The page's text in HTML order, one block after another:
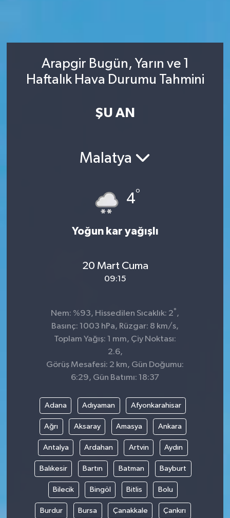
Arapgir Bugün, Yarın ve 1
Haftalık Hava Durumu Tahmini
ŞU AN
Malatya
4°
Yoğun kar yağışlı
20 Mart Cuma
09:15
Nem: %93, Hissedilen Sıcaklık: 2° ,
Basınç: 1003 hPa, Rüzgar: 8 km/s,
Toplam Yağış: 1 mm, Çiy Noktası:
2.6,
Görüş Mesafesi: 2 km, Gün Doğumu:
6:29, Gün Batımı: 18:37
Adana Adıyaman Afyonkarahisar
Ağrı Aksaray Amasya Ankara
Antalya Ardahan Artvin Aydın
Balıkesir Bartın Batman Bayburt
Bilecik Bingöl Bitlis Bolu
Burdur Bursa Çanakkale Çankırı